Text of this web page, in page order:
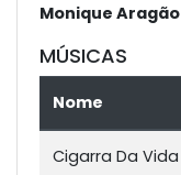
Monique Aragão
MÚSICAS
Nome
Cigarra Da Vida